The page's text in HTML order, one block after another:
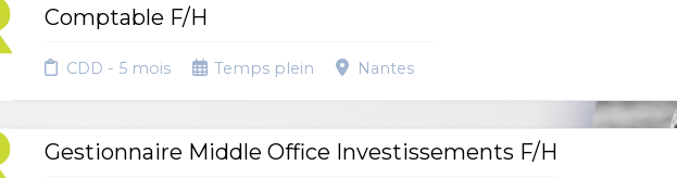
Comptable F/H
CDD - 5 mois Temps plein Nantes
Gestionnaire Middle Office Investissements F/H